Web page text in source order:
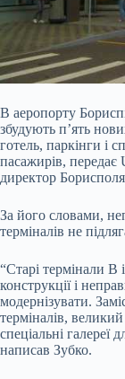
В аеропорту
збудують п’ять
готель, паркінги і
пасажирів,
директор
За його словами,
терміналів не
“Старі термінали B
конструкції і
модернізувати.
терміналів,
спеціальні галереї
написав Зубко.